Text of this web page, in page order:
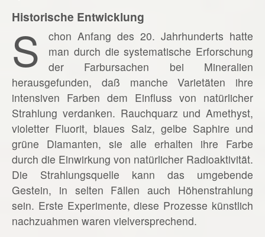
Historische Entwicklung
S
chon Anfang des 20. Jahrhunderts hatte
man durch die systematische Erforschung
der Farbursachen bei Mineralien
herausgefunden, daß manche Varietäten ihre
intensiven Farben dem Einfluss von natürlicher
Strahlung verdanken. Rauchquarz und Amethyst,
violetter Fluorit, blaues Salz, gelbe Saphire und
grüne Diamanten, sie alle erhalten ihre Farbe
durch die Einwirkung von natürlicher Radioaktivität.
Die Strahlungsquelle kann das umgebende
Gestein, in selten Fällen auch Höhenstrahlung
sein. Erste Experimente, diese Prozesse künstlich
nachzuahmen waren vielversprechend.